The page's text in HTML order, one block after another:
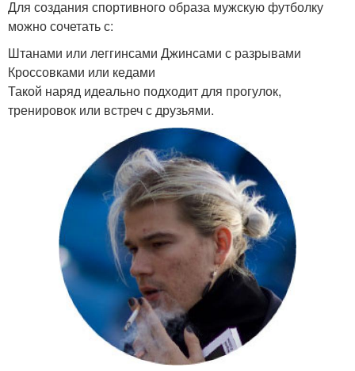
Для создания спортивного образа мужскую футболку
можно сочетать с:
Штанами или леггинсами Джинсами с разрывами
Кроссовками или кедами
Такой наряд идеально подходит для прогулок,
тренировок или встреч с друзьями.